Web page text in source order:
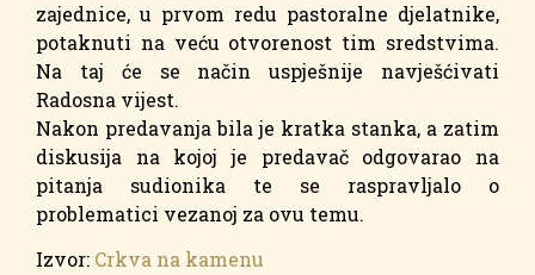
zajednice, u prvom redu pastoralne djelatnike,
potaknuti na veću otvorenost tim sredstvima.
Na taj će se način uspješnije navješćivati
Radosna vijest.
Nakon predavanja bila je kratka stanka, a zatim
diskusija na kojoj je predavač odgovarao na
pitanja sudionika te se raspravljalo o
problematici vezanoj za ovu temu.
Izvor: Crkva na kamenu